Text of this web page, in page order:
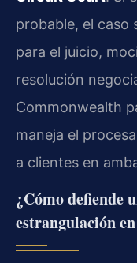
probable, el caso
para el juicio,
resolución
Commonwealth
maneja el
a clientes en
¿Cómo defiende
estrangulación